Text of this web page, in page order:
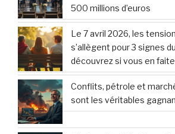
500 millions d’euros
Le 7 avril 2026, les
s’allègent pour 3 signes
découvrez si vous en
Conflits, pétrole et
sont les véritables